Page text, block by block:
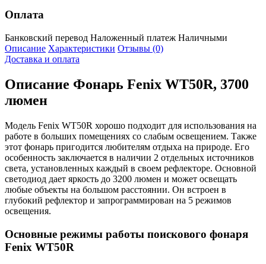
Оплата
Банковский перевод Наложенный платеж Наличными
Описание Характеристики Отзывы (0)
Доставка и оплата
Описание Фонарь Fenix WT50R, 3700
люмен
Модель Fenix WT50R хорошо подходит для использования на
работе в больших помещениях со слабым освещением. Также
этот фонарь пригодится любителям отдыха на природе. Его
особенность заключается в наличии 2 отдельных источников
света, установленных каждый в своем рефлекторе. Основной
светодиод дает яркость до 3200 люмен и может освещать
любые объекты на большом расстоянии. Он встроен в
глубокий рефлектор и запрограммирован на 5 режимов
освещения.
Основные режимы работы поискового фонаря
Fenix WT50R